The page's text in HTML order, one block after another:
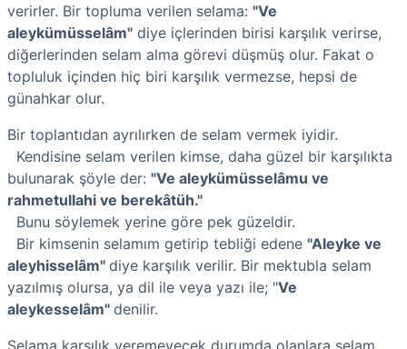
verirler. Bir topluma verilen selama: "Ve
aleykümüsselâm" diye içlerinden birisi karşılık verirse,
diğerlerinden selam alma görevi düşmüş olur. Fakat o
topluluk içinden hiç biri karşılık vermezse, hepsi de
günahkar olur.
Bir toplantıdan ayrılırken de selam vermek iyidir.
Kendisine selam verilen kimse, daha güzel bir karşılıkta
bulunarak şöyle der: "Ve aleykümüsselâmu ve
rahmetullahi ve berekâtüh."
Bunu söylemek yerine göre pek güzeldir.
Bir kimsenin selamım getirip tebliği edene "Aleyke ve
aleyhisselâm" diye karşılık verilir. Bir mektubla selam
yazılmış olursa, ya dil ile veya yazı ile; "Ve
aleykesselâm" denilir.
Selama karşılık veremeyecek durumda olanlara selam